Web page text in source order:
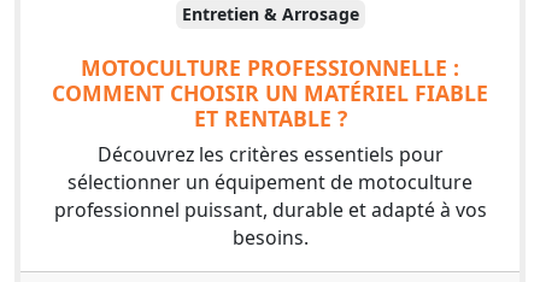
Entretien & Arrosage
MOTOCULTURE PROFESSIONNELLE :
COMMENT CHOISIR UN MATÉRIEL FIABLE
ET RENTABLE ?
Découvrez les critères essentiels pour
sélectionner un équipement de motoculture
professionnel puissant, durable et adapté à vos
besoins.